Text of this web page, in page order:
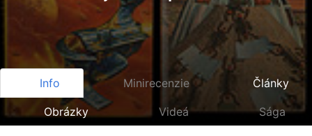
Info Minirecenzie Články
Obrázky Videá Sága